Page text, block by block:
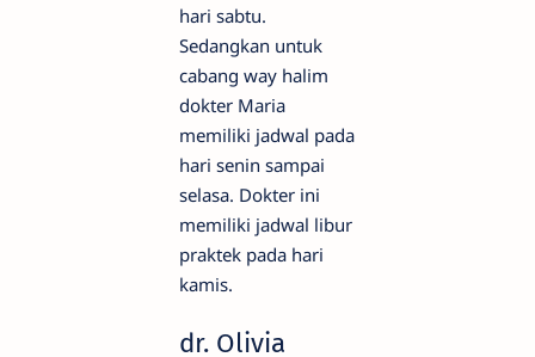
hari sabtu.
Sedangkan untuk
cabang way halim
dokter Maria
memiliki jadwal pada
hari senin sampai
selasa. Dokter ini
memiliki jadwal libur
praktek pada hari
kamis.
dr. Olivia